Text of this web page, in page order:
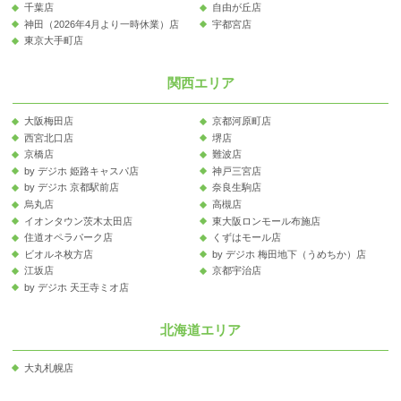
千葉店
自由が丘店
神田（2026年4月より一時休業）店
宇都宮店
東京大手町店
関西エリア
大阪梅田店
京都河原町店
西宮北口店
堺店
京橋店
難波店
by デジホ 姫路キャスパ店
神戸三宮店
by デジホ 京都駅前店
奈良生駒店
烏丸店
高槻店
イオンタウン茨木太田店
東大阪ロンモール布施店
住道オペラパーク店
くずはモール店
ビオルネ枚方店
by デジホ 梅田地下（うめちか）店
江坂店
京都宇治店
by デジホ 天王寺ミオ店
北海道エリア
大丸札幌店